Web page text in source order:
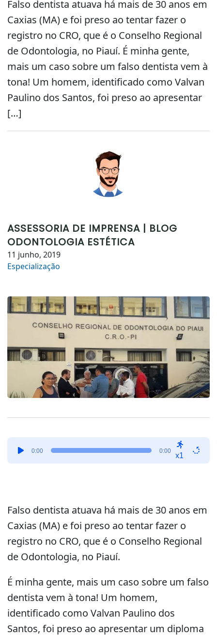
Falso dentista atuava há mais de 30 anos em
Caxias (MA) e foi preso ao tentar fazer o
registro no CRO, que é o Conselho Regional
de Odontologia, no Piauí. É minha gente,
mais um caso sobre um falso dentista vem à
tona! Um homem, identificado como Valvan
Paulino dos Santos, foi preso ao apresentar
[…]
ASSESSORIA DE IMPRENSA | BLOG
ODONTOLOGIA ESTÉTICA
11 junho, 2019
Especialização
0:00 0:00
x1
Falso dentista atuava há mais de 30 anos em
Caxias (MA) e foi preso ao tentar fazer o
registro no CRO, que é o Conselho Regional
de Odontologia, no Piauí.
É minha gente, mais um caso sobre um falso
dentista vem à tona! Um homem,
identificado como Valvan Paulino dos
Santos, foi preso ao apresentar um diploma